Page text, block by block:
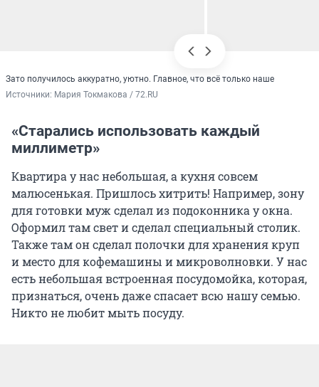
Зато получилось аккуратно, уютно. Главное, что всё только наше
Источники: Мария Токмакова / 72.RU
«Старались использовать каждый
миллиметр»
Квартира у нас небольшая, а кухня совсем
малюсенькая. Пришлось хитрить! Например, зону
для готовки муж сделал из подоконника у окна.
Оформил там свет и сделал специальный столик.
Также там он сделал полочки для хранения круп
и место для кофемашины и микроволновки. У нас
есть небольшая встроенная посудомойка, которая,
признаться, очень даже спасает всю нашу семью.
Никто не любит мыть посуду.